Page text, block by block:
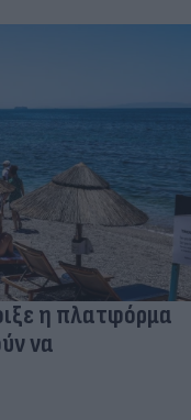
η πλατφόρμα
να